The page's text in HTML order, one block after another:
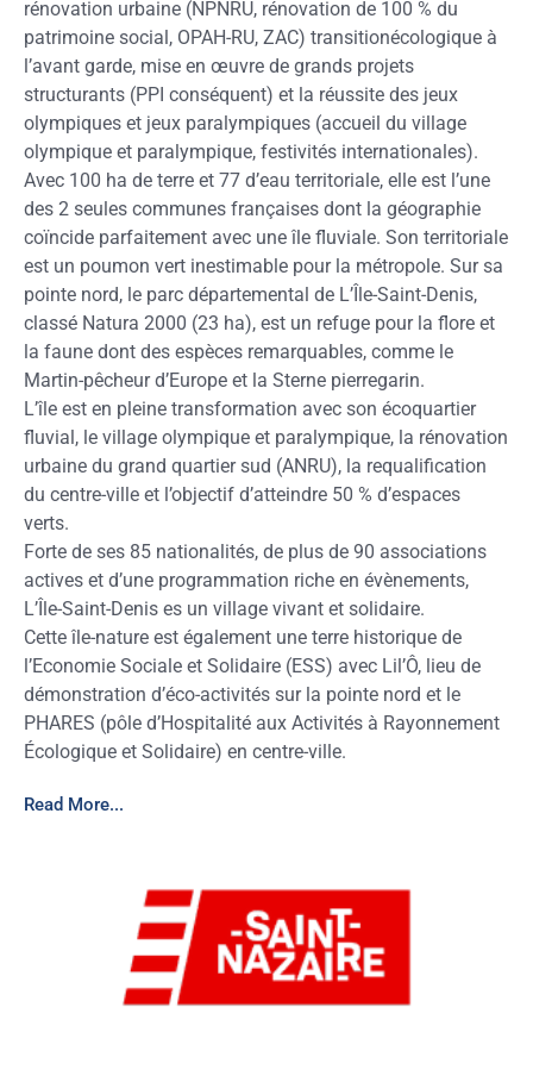
rénovation urbaine (NPNRU, rénovation de 100 % du
patrimoine social, OPAH-RU, ZAC) transitionécologique à
l’avant garde, mise en œuvre de grands projets
structurants (PPI conséquent) et la réussite des jeux
olympiques et jeux paralympiques (accueil du village
olympique et paralympique, festivités internationales).
Avec 100 ha de terre et 77 d’eau territoriale, elle est l’une
des 2 seules communes françaises dont la géographie
coïncide parfaitement avec une île fluviale. Son territoriale
est un poumon vert inestimable pour la métropole. Sur sa
pointe nord, le parc départemental de L’Île-Saint-Denis,
classé Natura 2000 (23 ha), est un refuge pour la flore et
la faune dont des espèces remarquables, comme le
Martin-pêcheur d’Europe et la Sterne pierregarin.
L’île est en pleine transformation avec son écoquartier
fluvial, le village olympique et paralympique, la rénovation
urbaine du grand quartier sud (ANRU), la requalification
du centre-ville et l’objectif d’atteindre 50 % d’espaces
verts.
Forte de ses 85 nationalités, de plus de 90 associations
actives et d’une programmation riche en évènements,
L’Île-Saint-Denis es un village vivant et solidaire.
Cette île-nature est également une terre historique de
l’Economie Sociale et Solidaire (ESS) avec Lil’Ô, lieu de
démonstration d’éco-activités sur la pointe nord et le
PHARES (pôle d’Hospitalité aux Activités à Rayonnement
Écologique et Solidaire) en centre-ville.
Read More...